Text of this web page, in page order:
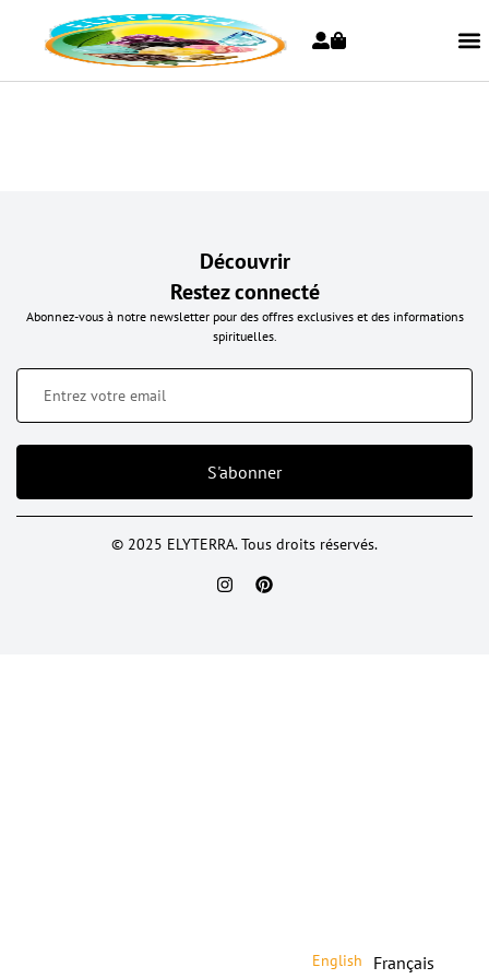
Découvrir
Restez connecté
Abonnez-vous à notre newsletter pour des offres exclusives et des informations
spirituelles.
S'abonner
© 2025 ELYTERRA. Tous droits réservés.
English Français